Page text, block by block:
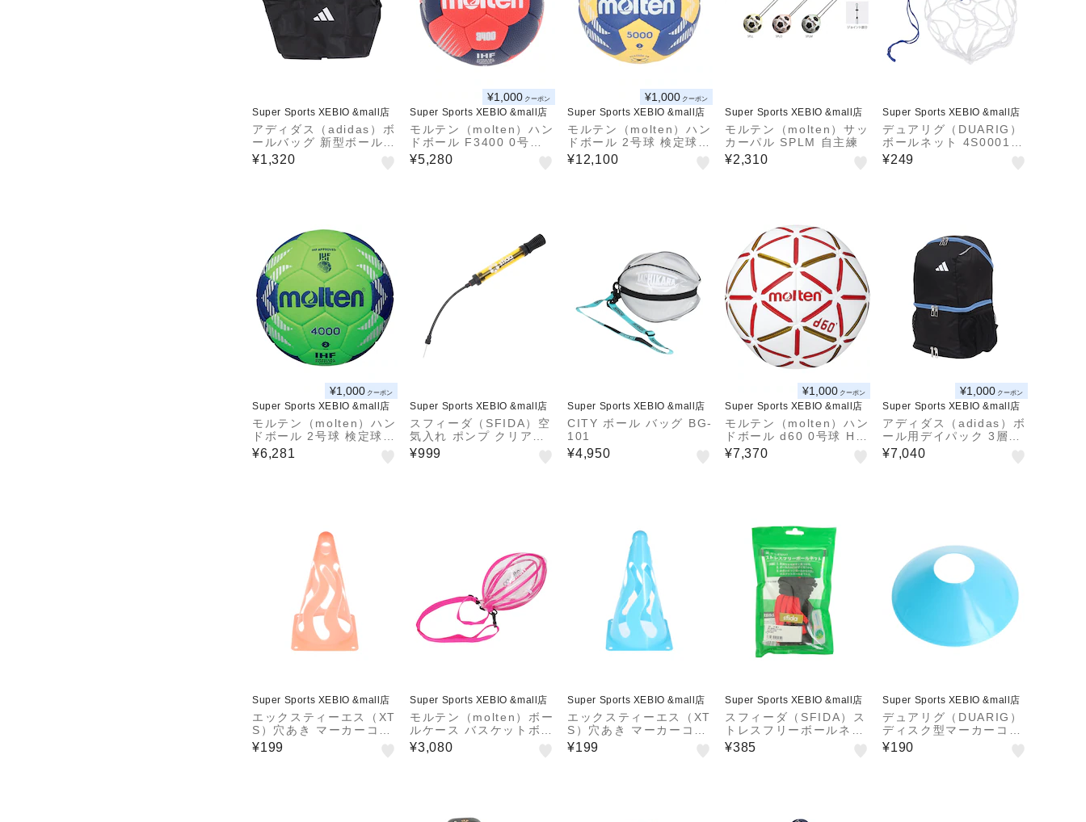
Super Sports XEBIO &mall店
アディダス（adidas）ボ
ールバッグ 新型ボールネ
ット ABN04BK
¥1,320
¥1,000 クーポン
Super Sports XEBIO &mall店
モルテン（molten）ハン
ドボール F3400 0号球
H0F3400-RN 小学生女
子 屋外
¥5,280
¥1,000 クーポン
Super Sports XEBIO &mall店
モルテン（molten）ハン
ドボール 2号球 検定球 A
5000 H2A5000-YB
¥12,100
Super Sports XEBIO &mall店
モルテン（molten）サッ
カーパル SPLM 自主練
¥2,310
Super Sports XEBIO &mall店
デュアリグ（DUARIG）
ボールネット 4S0001-A
HBL-781ZK WHxBL
¥249
¥1,000 クーポン
Super Sports XEBIO &mall店
モルテン（molten）ハン
ドボール 2号球 検定球 A
4000 H2A4000-GB
¥6,281
Super Sports XEBIO &mall店
スフィーダ（SFIDA）空
気入れ ポンプ クリアポ
ンプ SH-22O02 YEL
¥999
Super Sports XEBIO &mall店
CITY ボール バッグ BG-
101
¥4,950
¥1,000 クーポン
Super Sports XEBIO &mall店
モルテン（molten）ハン
ドボール d60 0号球 H0
D4000-RW 小学生女子
屋内
¥7,370
¥1,000 クーポン
Super Sports XEBIO &mall店
アディダス（adidas）ボ
ール用デイパック 3層タ
イプ 24L ADP42BKB
¥7,040
Super Sports XEBIO &mall店
エックスティーエス（XT
S）穴あき マーカーコー
ン 781G0ZK9707 ORG
自主練
¥199
Super Sports XEBIO &mall店
モルテン（molten）ボー
ルケース バスケットボー
ル1個入れ クリアタイプ
NB10CP
¥3,080
Super Sports XEBIO &mall店
エックスティーエス（XT
S）穴あき マーカーコー
ン 781G0ZK9707 SAX
自主練
¥199
Super Sports XEBIO &mall店
スフィーダ（SFIDA）ス
トレスフリーボールネッ
ト SH-21O01 BLKRED
¥385
Super Sports XEBIO &mall店
デュアリグ（DUARIG）
ディスク型マーカーコー
ン 単品 781D2ZK8632
SAX
¥190